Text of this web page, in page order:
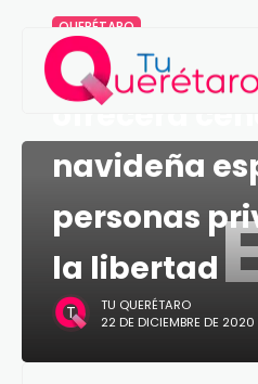
QUERÉTARO
El Sistema
ofrecerá cena
navideña
personas
la libertad
TU QUERÉTARO
22 DE DICIEMBRE DE 2020